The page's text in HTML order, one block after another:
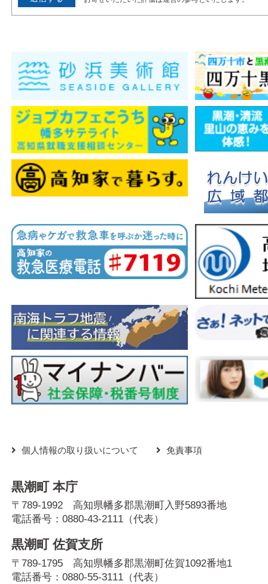
個人情報の取り扱いについて 免責事項
黒潮町 本庁
〒789-1992 高知県幡多郡黒潮町入野5893番地
電話番号：0880-43-2111 （代表）
黒潮町 佐賀支所
〒789-1795 高知県幡多郡黒潮町佐賀1092番地1
電話番号：0880-55-3111 （代表）